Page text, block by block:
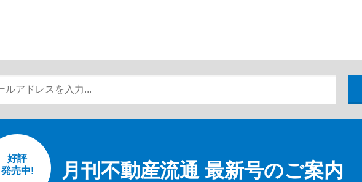
月刊不動産流通 最新号のご案内
好評
発売中!